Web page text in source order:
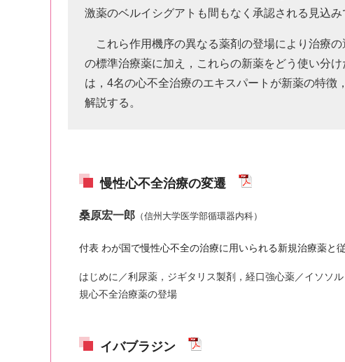
激薬のベルイシグアトも間もなく承認される見込み
これら作用機序の異なる薬剤の登場により治療
の標準治療薬に加え，これらの新薬をどう使い分
は，4名の心不全治療のエキスパートが新薬の特徴
解説する。
慢性心不全治療の変遷
桑原宏一郎 （信州大学医学部循環器内科）
付表 わが国で慢性心不全の治療に用いられる新規治療薬と
はじめに／利尿薬，ジギタリス製剤，経口強心薬／イソソ
規心不全治療薬の登場
イバブラジン